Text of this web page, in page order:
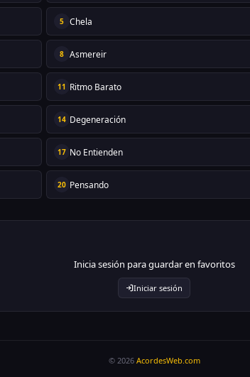
5 Chela
8 Asmereir
11 Ritmo Barato
14 Degeneración
17 No Entienden
20 Pensando
Inicia sesión para guardar en favoritos
Iniciar sesión
© 2026 AcordesWeb.com